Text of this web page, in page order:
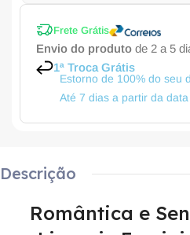
Frete Grátis
Envio do produto de 2 a 5
1ª Troca Grátis
Estorno de 100% do seu
Até 7 dias a partir da
Descrição
Romântica e